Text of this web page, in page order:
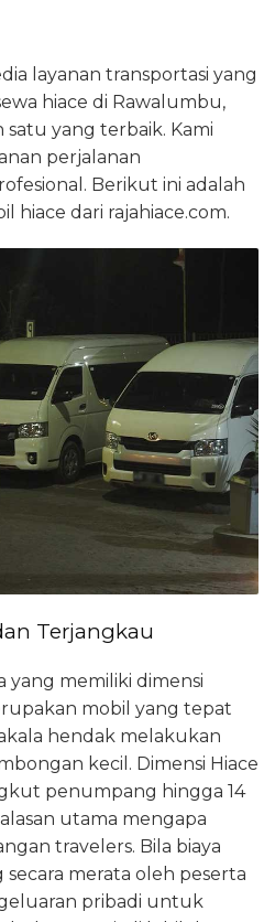
layanan transportasi yang
hiace di Rawalumbu,
satu yang terbaik. Kami
perjalanan
Berikut ini adalah
hiace dari rajahiace.com.
Terjangkau
yang memiliki dimensi
mobil yang tepat
hendak melakukan
kecil. Dimensi Hiace
penumpang hingga 14
utama mengapa
travelers. Bila biaya
merata oleh peserta
pribadi untuk